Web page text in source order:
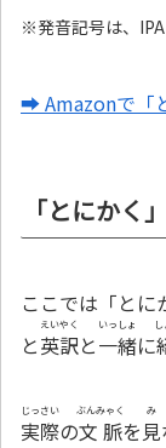
※発音記号は、IPA
➡ Amazonで「
「とにかく
ここでは「とに
と英訳
えいやく
と一緒
いっしょ
に
実際
じっさい
の文脈
ぶんみゃく
を見
み